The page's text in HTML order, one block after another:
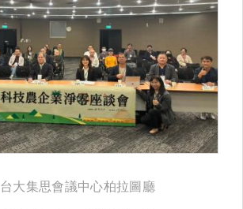
台大集思會議中心柏拉圖廳